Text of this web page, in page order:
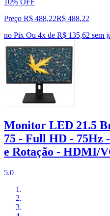
10% OFF
Preço R$ 488,22R$ 488,22
no Pix Ou 4x de R$ 135,62 sem
Monitor LED 21.5
75 - Full HD - 75Hz
e Rotação - HDMI/
5.0